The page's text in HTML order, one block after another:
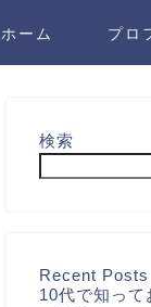
ホーム プロ
検索
Recent Posts
10代で知って